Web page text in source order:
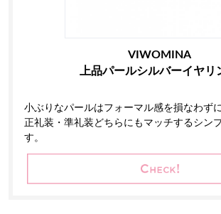
VIWOMINA
上品パールシルバーイヤリ
小ぶりなパールはフォーマル感を損なわず
正礼装・準礼装どちらにもマッチするシン
す。